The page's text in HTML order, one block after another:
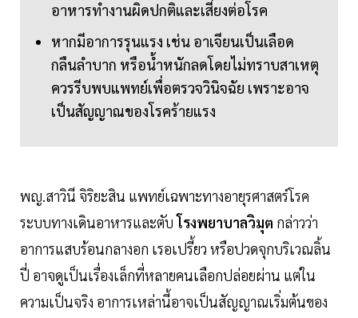
อาหารทำงานผิดปกติและเสี่ยงต่อโรค
หากมีอาการรุนแรง เช่น อาเจียนเป็นเลือด
กลืนลำบาก หรือน้ำหนักลดโดยไม่ทราบสาเหตุ
ควรรีบพบแพทย์เพื่อตรวจวินิจฉัย เพราะอาจ
เป็นสัญญาณของโรคร้ายแรง
พญ.สาวินี จิริยะสิน แพทย์เฉพาะทางอายุรศาสตร์โรค
ระบบทางเดินอาหารและตับโรงพยาบาลวิมุต กล่าวว่า
อาการแสบร้อนกลางอก เรอเปรี้ยว หรือปวดจุกบริเวณลิ้น
ปี่ อาจดูเป็นเรื่องเล็กที่หลายคนเลือกปล่อยผ่าน แต่ใน
ความเป็นจริง อาการเหล่านี้อาจเป็นสัญญาณเริ่มต้นของ